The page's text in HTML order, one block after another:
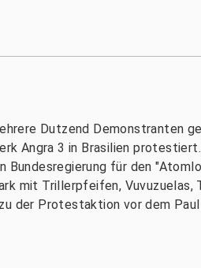
Dutzend Demonstranten
Angra 3 in Brasilien
für den
mit Trillerpfeifen, Vuvuzuelas,
der Protestaktion vor dem